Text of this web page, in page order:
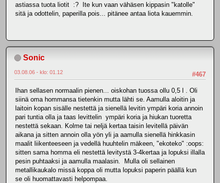
astiassa tuota liotit :? Ite kun vaan vähäsen kippasin "katolle"
sitä ja odottelin, paperilla pois... pitänee antaa liota kauemmin.
Sonic
#467
03.08.06 - klo: 01.12
Ihan sellasen normaalin pienen... oiskohan tuossa ollu 0,5 l . Oli
siinä oma hommansa tietenkin mutta lähti se. Aamulla aloitin ja
laitoin kopan sisälle nestettä ja sienellä levitin ympäri koria annoin
pari tuntia olla ja taas levittelin ympäri koria ja hiukan tuoretta
nestettä sekaan. Kolme tai neljä kertaa taisin levitellä päivän
aikana ja sitten annoin olla yön yli ja aamulla sienellä hinkkasin
maalit liikenteeseen ja vedellä huuhtelin mäkeen, "ekoteko" :oops:
sitten sama homma eli nestettä levitystä 3-4kertaa ja lopuksi illalla
pesin puhtaaksi ja aamulla maalasin. Mulla oli sellainen
metallikaukalo missä koppa oli mutta lopuksi paperin päällä kun
se oli huomattavasti helpompaa.